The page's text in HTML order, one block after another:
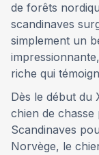
de forêts
scandinaves
simplement un
riche qui
Dès le début du
chien de chasse
Scandinaves
Norvège, le